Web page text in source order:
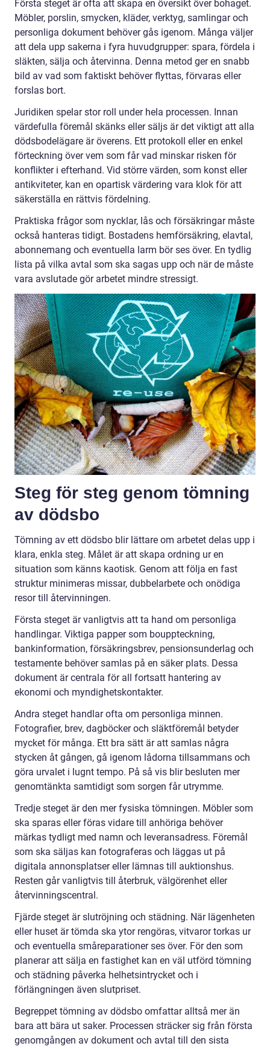
Första steget är ofta att skapa en översikt över bohaget.
Möbler, porslin, smycken, kläder, verktyg, samlingar och
personliga dokument behöver gås igenom. Många väljer
att dela upp sakerna i fyra huvudgrupper: spara, fördela i
släkten, sälja och återvinna. Denna metod ger en snabb
bild av vad som faktiskt behöver flyttas, förvaras eller
forslas bort.
Juridiken spelar stor roll under hela processen. Innan
värdefulla föremål skänks eller säljs är det viktigt att alla
dödsbodelägare är överens. Ett protokoll eller en enkel
förteckning över vem som får vad minskar risken för
konflikter i efterhand. Vid större värden, som konst eller
antikviteter, kan en opartisk värdering vara klok för att
säkerställa en rättvis fördelning.
Praktiska frågor som nycklar, lås och försäkringar måste
också hanteras tidigt. Bostadens hemförsäkring, elavtal,
abonnemang och eventuella larm bör ses över. En tydlig
lista på vilka avtal som ska sagas upp och när de måste
vara avslutade gör arbetet mindre stressigt.
Steg för steg genom tömning
av dödsbo
Tömning av ett dödsbo blir lättare om arbetet delas upp i
klara, enkla steg. Målet är att skapa ordning ur en
situation som känns kaotisk. Genom att följa en fast
struktur minimeras missar, dubbelarbete och onödiga
resor till återvinningen.
Första steget är vanligtvis att ta hand om personliga
handlingar. Viktiga papper som bouppteckning,
bankinformation, försäkringsbrev, pensionsunderlag och
testamente behöver samlas på en säker plats. Dessa
dokument är centrala för all fortsatt hantering av
ekonomi och myndighetskontakter.
Andra steget handlar ofta om personliga minnen.
Fotografier, brev, dagböcker och släktföremål betyder
mycket för många. Ett bra sätt är att samlas några
stycken åt gången, gå igenom lådorna tillsammans och
göra urvalet i lugnt tempo. På så vis blir besluten mer
genomtänkta samtidigt som sorgen får utrymme.
Tredje steget är den mer fysiska tömningen. Möbler som
ska sparas eller föras vidare till anhöriga behöver
märkas tydligt med namn och leveransadress. Föremål
som ska säljas kan fotograferas och läggas ut på
digitala annonsplatser eller lämnas till auktionshus.
Resten går vanligtvis till återbruk, välgörenhet eller
återvinningscentral.
Fjärde steget är slutröjning och städning. När lägenheten
eller huset är tömda ska ytor rengöras, vitvaror torkas ur
och eventuella småreparationer ses över. För den som
planerar att sälja en fastighet kan en väl utförd tömning
och städning påverka helhetsintrycket och i
förlängningen även slutpriset.
Begreppet tömning av dödsbo omfattar alltså mer än
bara att bära ut saker. Processen sträcker sig från första
genomgången av dokument och avtal till den sista